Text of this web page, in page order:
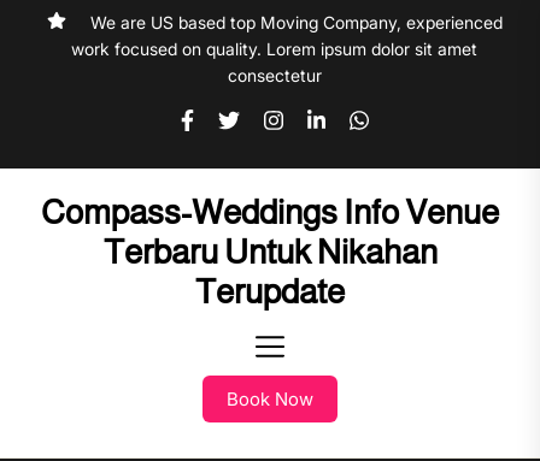
We are US based top Moving Company, experienced
work focused on quality. Lorem ipsum dolor sit amet
consectetur
Compass-Weddings Info Venue
Terbaru Untuk Nikahan
Terupdate
Book Now